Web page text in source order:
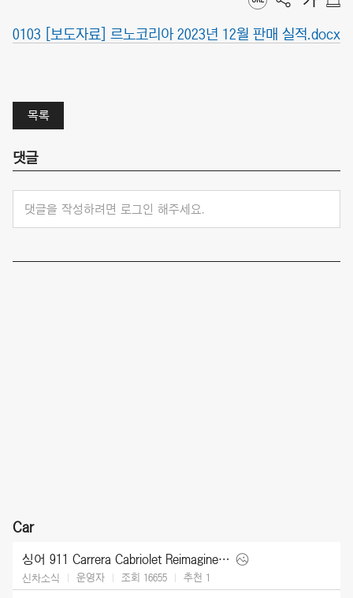
0103 [보도자료] 르노코리아 2023년 12월 판매 실적.docx
목록
댓글
댓글을 작성하려면 로그인 해주세요.
Car
싱어 911 Carrera Cabriolet Reimagined Type 964 (2026)
신차소식 운영자 조회 16655 추천 1